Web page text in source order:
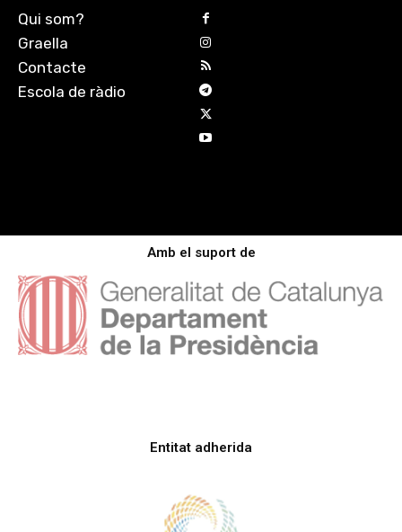
Qui som?
Graella
Contacte
Escola de ràdio
Amb el suport de
Entitat adherida